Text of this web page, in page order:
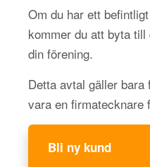
Om du har ett
kommer du att byta
din förening.
Detta avtal gäller
vara en
Bli ny kund